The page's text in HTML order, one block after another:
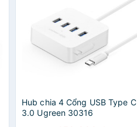
Hub chia 4 Cổng USB Type C
3.0 Ugreen 30316